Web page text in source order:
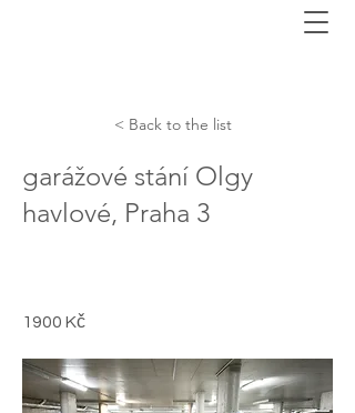
< Back to the list
garážové stání Olgy
havlové, Praha 3
1900 Kč